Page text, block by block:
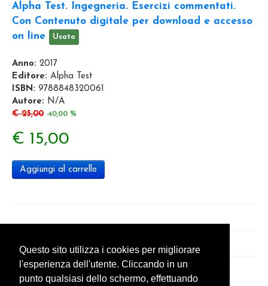
Questo sito utilizza i cookies per migliorare
l'esperienza dell'utente. Cliccando in un
punto qualsiasi dello schermo, effettuando
Alpha Test. Ingegneria. Esercizi commentati.
Con Contenuto digitale per download e accesso
on line
Usato
Anno: 2017
Editore: Alpha Test
ISBN: 9788848320061
Autore: N/A
€ 25,00 -40,00 %
€ 15,00
Aggiungi al carrello